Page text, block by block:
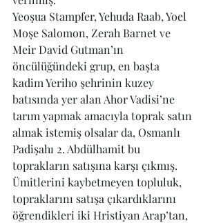
Yeoşua Stampfer, Yehuda Raab, Yoel
Moşe Salomon, Zerah Barnet ve
Meir David Gutman’ın
öncülüğündeki grup, en başta
kadim Yeriho şehrinin kuzey
batısında yer alan Ahor Vadisi’ne
tarım yapmak amacıyla toprak satın
almak istemiş olsalar da, Osmanlı
Padişahı 2. Abdülhamit bu
toprakların satışına karşı çıkmış.
Ümitlerini kaybetmeyen topluluk,
topraklarını satışa çıkardıklarını
öğrendikleri iki Hristiyan Arap’tan,